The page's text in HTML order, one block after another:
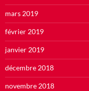
mars 2019
février 2019
janvier 2019
décembre 2018
novembre 2018